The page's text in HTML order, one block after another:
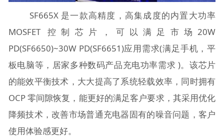
SF665X 是一款高精度，高集成度的内置大功率
MOSFET 控制芯片，可以满足市场20W
PD(SF6650)~30W PD(SF6651)应用需求(满足手机，平
板电脑等，居家多种数码产品充电功率需求 )。该芯片
的能效平衡技术，大大提高了系统轻载效率，同时拥有
OCP 零间隙恢复，能更好的满足客户要求，其采用优化
降频技术，改善市场普通充电器固有的噪音问题，客户
使用体验感更好。